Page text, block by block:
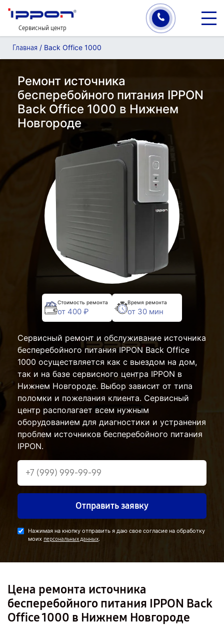
Сервисный центр
Главная / Back Office 1000
Ремонт источника
бесперебойного питания IPPON
Back Office 1000 в Нижнем
Новгороде
Стоимость ремонта
от 400 ₽
Время ремонта
от 30 мин
Сервисный ремонт и обслуживание источника
бесперебойного питания IPPON Back Office
1000 осуществляется как с выездом на дом,
так и на базе сервисного центра IPPON в
Нижнем Новгороде. Выбор зависит от типа
поломки и пожелания клиента. Сервисный
центр располагает всем нужным
оборудованием для диагностики и устранения
проблем источников бесперебойного питания
IPPON.
Отправить заявку
Нажимая на кнопку отправить я даю свое согласие на обработку
моих персональных данных.
Цена ремонта источника
бесперебойного питания IPPON Back
Office 1000 в Нижнем Новгороде